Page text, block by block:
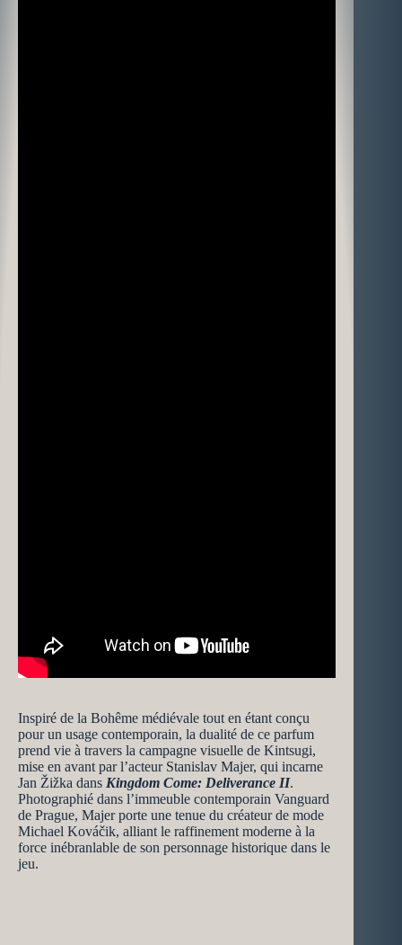
Inspiré de la Bohême médiévale tout en étant conçu
pour un usage contemporain, la dualité de ce parfum
prend vie à travers la campagne visuelle de Kintsugi,
mise en avant par l’acteur Stanislav Majer, qui incarne
Jan Žižka dans Kingdom Come: Deliverance II.
Photographié dans l’immeuble contemporain Vanguard
de Prague, Majer porte une tenue du créateur de mode
Michael Kováčik, alliant le raffinement moderne à la
force inébranlable de son personnage historique dans le
jeu.